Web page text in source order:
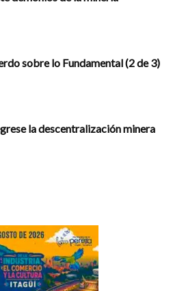
sobre lo Fundamental (2 de 3)
la descentralización minera